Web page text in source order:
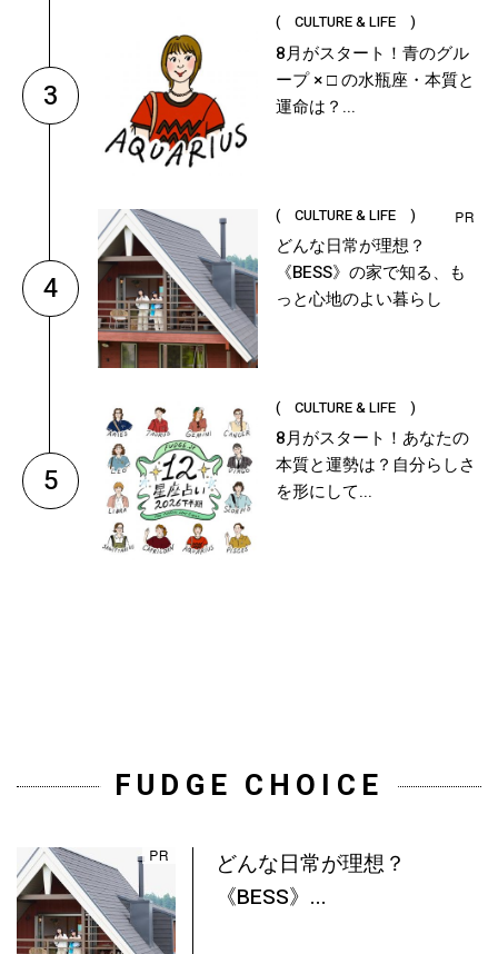
3
( CULTURE & LIFE )
8月がスタート！青のグル
ープ × □ の水瓶座・本質と
運命は？...
4
( CULTURE & LIFE )
どんな日常が理想？
《BESS》の家で知る、も
っと心地のよい暮らし
5
( CULTURE & LIFE )
8月がスタート！あなたの
本質と運勢は？自分らしさ
を形にして...
FUDGE CHOICE
どんな日常が理想？
《BESS》...